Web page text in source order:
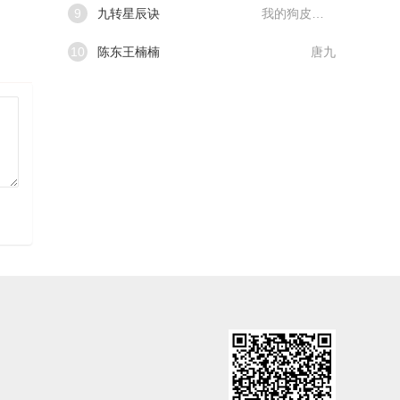
9 九转星辰诀
10 陈东王楠楠 唐九